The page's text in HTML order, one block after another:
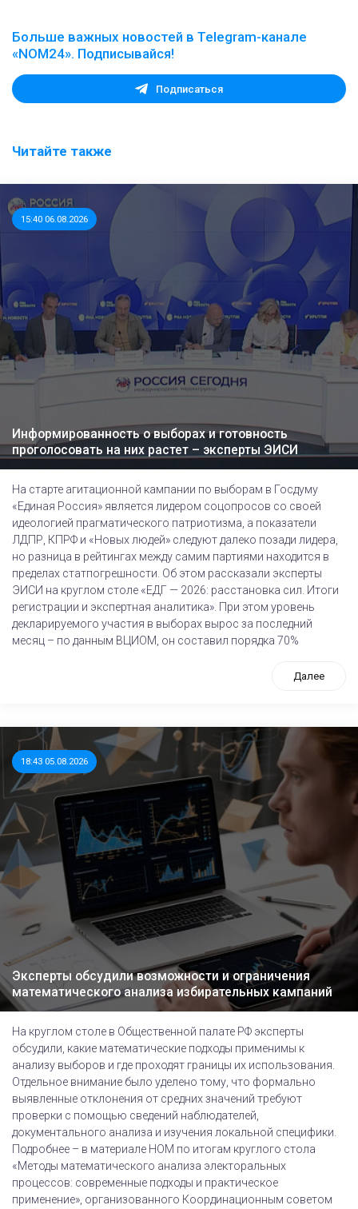
Больше важных новостей в Telegram-канале
«NOM24». Подписывайся!
Подписаться
Читайте также
15:40 06.08.2026
Информированность о выборах и готовность
проголосовать на них растет – эксперты ЭИСИ
На старте агитационной кампании по выборам в Госдуму
«Единая Россия» является лидером соцопросов со своей
идеологией прагматического патриотизма, а показатели
ЛДПР, КПРФ и «Новых людей» следуют далеко позади лидера,
но разница в рейтингах между самим партиями находится в
пределах статпогрешности. Об этом рассказали эксперты
ЭИСИ на круглом столе «ЕДГ — 2026: расстановка сил. Итоги
регистрации и экспертная аналитика». При этом уровень
декларируемого участия в выборах вырос за последний
месяц – по данным ВЦИОМ, он составил порядка 70%
Далее
18:43 05.08.2026
Эксперты обсудили возможности и ограничения
математического анализа избирательных кампаний
На круглом столе в Общественной палате РФ эксперты
обсудили, какие математические подходы применимы к
анализу выборов и где проходят границы их использования.
Отдельное внимание было уделено тому, что формально
выявленные отклонения от средних значений требуют
проверки с помощью сведений наблюдателей,
документального анализа и изучения локальной специфики.
Подробнее – в материале НОМ по итогам круглого стола
«Методы математического анализа электоральных
процессов: современные подходы и практическое
применение», организованного Координационным советом